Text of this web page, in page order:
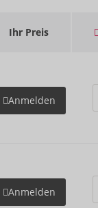
Ihr Preis
Anmelden
Anmelden